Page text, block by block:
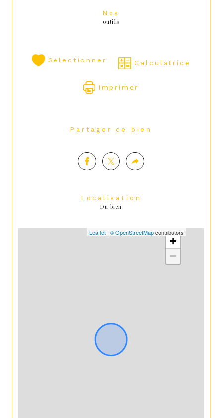
Nos
outils
Sélectionner Calculatrice
Imprimer
Partager ce bien
Localisation
Du bien
+
−
Leaflet | © OpenStreetMapcontributors